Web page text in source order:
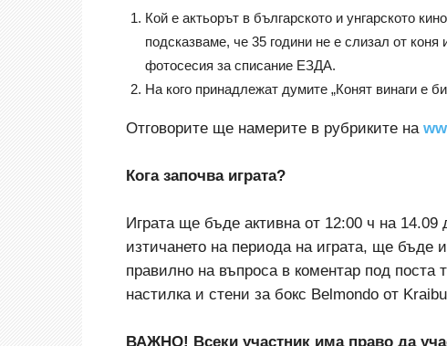
Кой е актьорът в българското и унгарското
подсказваме, че 35 години не е слизал от
фотосесия за списание ЕЗДА.
На кого принадлежат думите „Конят винаги е
Отговорите ще намерите в рубриките на
Кога започва играта?
Играта ще бъде активна от 12:00 ч на
изтичането на периода на играта, ще бъде
правилно на въпроса в коментар под поста
настилка и стени за бокс Belmondo от
ВАЖНО! Всеки участник има право да